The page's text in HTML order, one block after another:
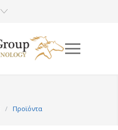
/ Προϊόντα